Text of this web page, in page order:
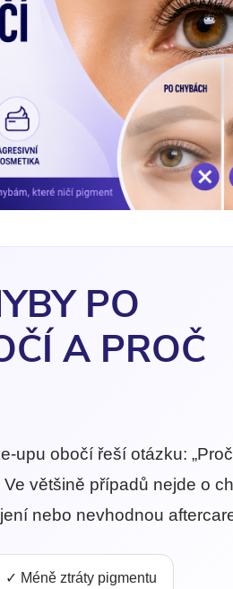
PO
A PROČ
upu obočí řeší otázku:
většině případů nejde o
nebo nevhodnou
✓ Méně ztráty pigmentu